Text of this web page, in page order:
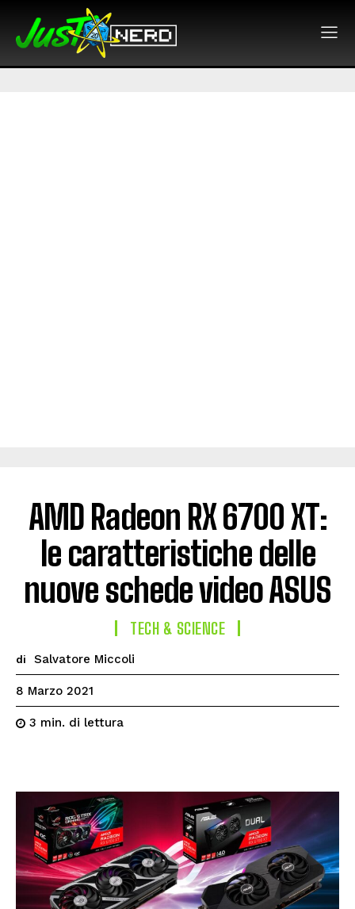
AMD Radeon RX 6700 XT:
le caratteristiche delle
nuove schede video ASUS
TECH & SCIENCE
di Salvatore Miccoli
8 Marzo 2021
3 min. di lettura